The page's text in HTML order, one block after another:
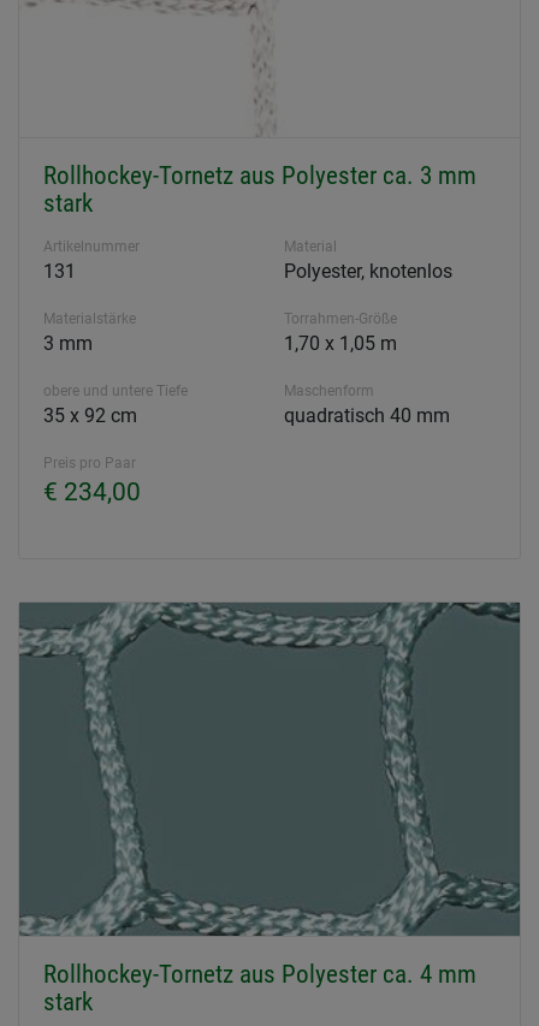
Rollhockey-Tornetz aus Polyester ca. 3 mm
stark
Artikelnummer
131
Material
Polyester, knotenlos
Materialstärke
3 mm
Torrahmen-Größe
1,70 x 1,05 m
obere und untere Tiefe
35 x 92 cm
Maschenform
quadratisch 40 mm
Preis pro Paar
€ 234,00
Rollhockey-Tornetz aus Polyester ca. 4 mm
stark